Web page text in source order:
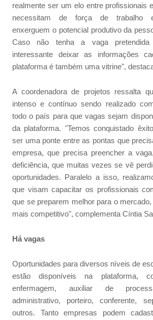
realmente ser um elo entre profissionais
necessitam de força de trabalho
enxerguem o potencial produtivo da
Caso não tenha a vaga
interessante deixar as informações
plataforma é também uma vitrine",
A coordenadora de projetos ressalta
intenso e contínuo sendo realizado
todo o país para que vagas sejam
da plataforma. "Temos conquistado
ser uma ponte entre as pontas que
empresa, que precisa preencher a
deficiência, que muitas vezes se vê
oportunidades. Paralelo a isso,
que visam capacitar os profissionais
que se preparem melhor para o
mais competitivo", complementa Cíntia
Há vagas
Oportunidades para diversos níveis de
estão disponíveis na plataforma,
enfermagem, auxiliar de
administrativo, porteiro, conferente,
outros. Tanto empresas podem